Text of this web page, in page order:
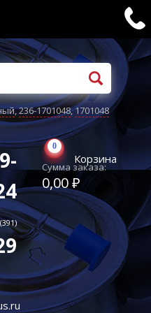
,236-1701048,1701048
0
Корзина
Сумма заказа:
0,00 ₽